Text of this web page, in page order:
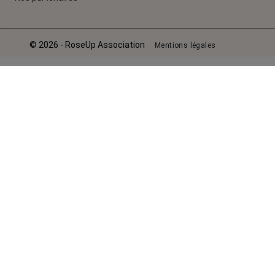
© 2026 - RoseUp Association Mentions légales